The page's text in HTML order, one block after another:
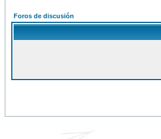
Foros de discusión